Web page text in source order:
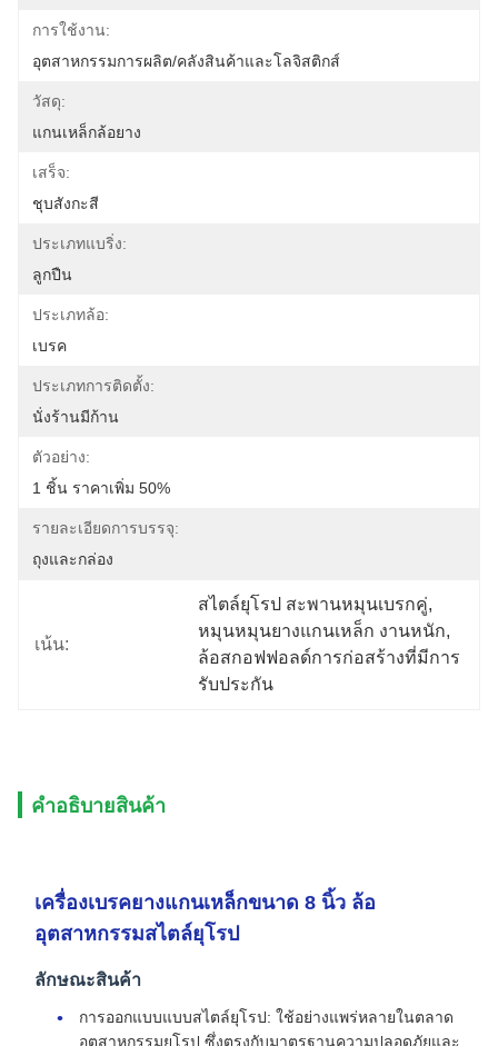
การใช้งาน:
อุตสาหกรรมการผลิต/คลังสินค้าและโลจิสติกส์
วัสดุ:
แกนเหล็กล้อยาง
เสร็จ:
ชุบสังกะสี
ประเภทแบริ่ง:
ลูกปืน
ประเภทล้อ:
เบรค
ประเภทการติดตั้ง:
นั่งร้านมีก้าน
ตัวอย่าง:
1 ชิ้น ราคาเพิ่ม 50%
รายละเอียดการบรรจุ:
ถุงและกล่อง
เน้น:
สไตล์ยุโรป สะพานหมุนเบรกคู่,
หมุนหมุนยางแกนเหล็ก งานหนัก,
ล้อสกอฟฟอลด์การก่อสร้างที่มีการ
รับประกัน
คําอธิบายสินค้า
เครื่องเบรคยางแกนเหล็กขนาด 8 นิ้ว ล้อ
อุตสาหกรรมสไตล์ยุโรป
ลักษณะสินค้า
การออกแบบแบบสไตล์ยุโรป: ใช้อย่างแพร่หลายในตลาด
อุตสาหกรรมยุโรป ซึ่งตรงกับมาตรฐานความปลอดภัยและ